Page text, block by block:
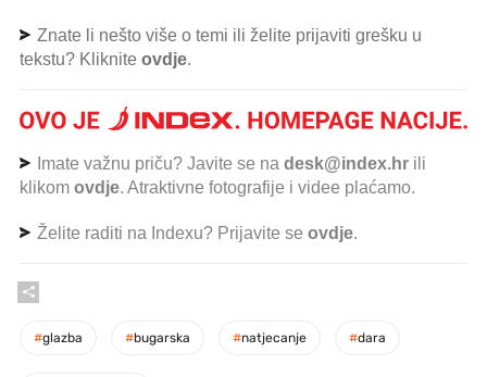
Znate li nešto više o temi ili želite prijaviti grešku u
tekstu? Kliknite ovdje.
Imate važnu priču? Javite se na desk@index.hr ili
klikom ovdje. Atraktivne fotografije i videe plaćamo.
Želite raditi na Indexu? Prijavite se ovdje.
#glazba #bugarska #natjecanje #dara